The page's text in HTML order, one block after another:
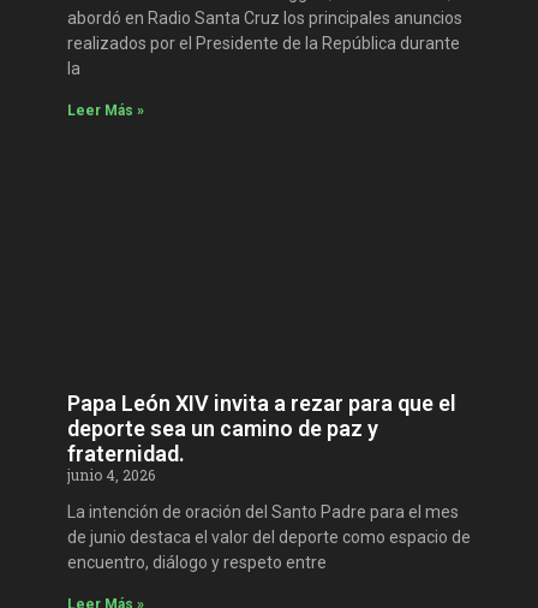
abordó en Radio Santa Cruz los principales anuncios
realizados por el Presidente de la República durante
la
Leer Más »
Papa León XIV invita a rezar para que el
deporte sea un camino de paz y
fraternidad.
junio 4, 2026
La intención de oración del Santo Padre para el mes
de junio destaca el valor del deporte como espacio de
encuentro, diálogo y respeto entre
Leer Más »